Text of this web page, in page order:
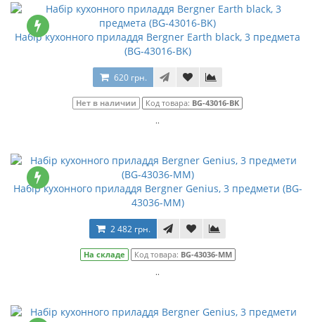
Набір кухонного приладдя Bergner Earth black, 3 предмета
(BG-43016-BK)
620 грн.
Нет в наличии Код товара: BG-43016-BK
..
Набір кухонного приладдя Bergner Genius, 3 предмети (BG-
43036-MM)
2 482 грн.
На складе Код товара: BG-43036-MM
..